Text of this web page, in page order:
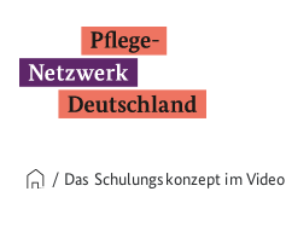
Das Schulungskonzept im Video